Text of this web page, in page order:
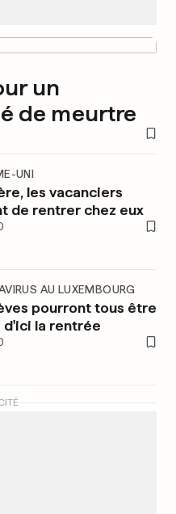
un
de meurtre
UNI
les vacanciers
de rentrer chez eux
AU LUXEMBOURG
pourront tous être
la rentrée